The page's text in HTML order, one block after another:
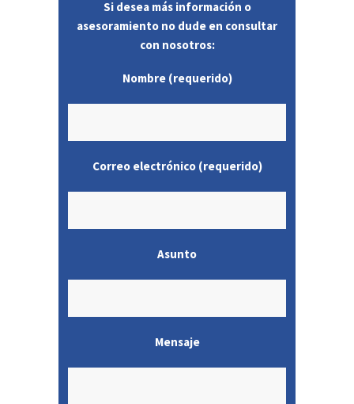
Si desea más información o
asesoramiento no dude en consultar
con nosotros:
Nombre (requerido)
Correo electrónico (requerido)
Asunto
Mensaje